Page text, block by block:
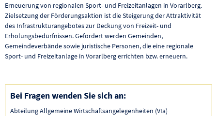
Erneuerung von regionalen Sport- und Freizeitanlagen in Vorarlberg.
Zielsetzung der Förderungsaktion ist die Steigerung der Attraktivität
des Infrastrukturangebotes zur Deckung von Freizeit- und
Erholungsbedürfnissen. Gefördert werden Gemeinden,
Gemeindeverbände sowie juristische Personen, die eine regionale
Sport- und Freizeitanlage in Vorarlberg errichten bzw. erneuern.
Bei Fragen wenden Sie sich an:
Abteilung Allgemeine Wirtschaftsangelegenheiten (VIa)